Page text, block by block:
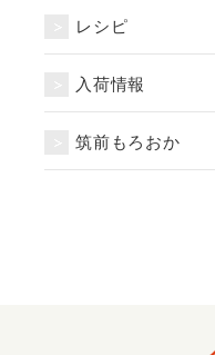
レシピ
入荷情報
筑前もろおか